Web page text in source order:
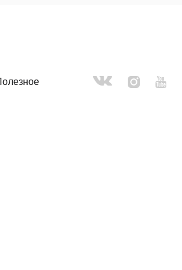
острые края завальцованы. Удобная сборка на
болтах (нужен только ключ на 8).